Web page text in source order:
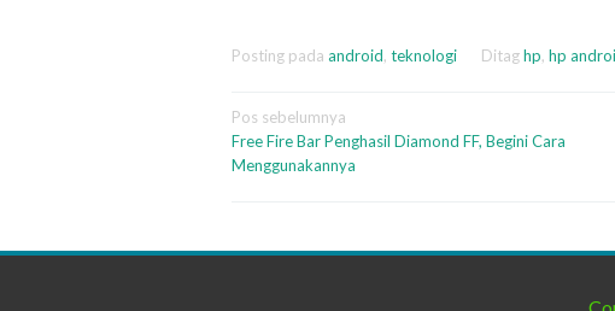
Posting pada android, teknologi Ditaghp, hp
Navigasi
pos
Pos sebelumnya
Free Fire Bar Penghasil Diamond FF, Begini Cara
Menggunakannya